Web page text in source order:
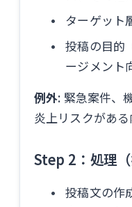
ターゲット
投稿の目的
ージメント
例外: 緊急案件、
炎上リスクがあ
Step 2：処理（
投稿文の作